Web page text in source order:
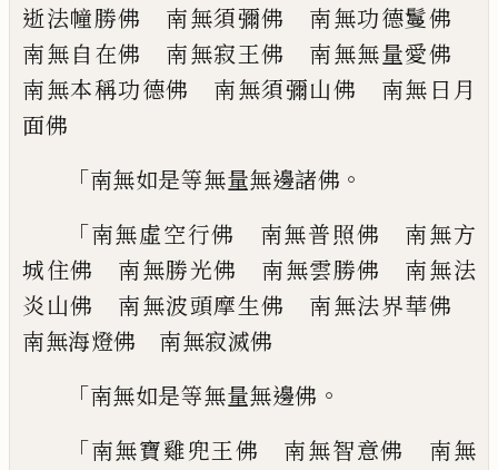
逝法幢勝佛 南無須彌佛 南無功德鬘佛
南無自在佛 南無寂王佛 南無無量愛佛
南無本稱功德佛 南無須彌山佛 南無日月
面佛
「南無如是等無量無邊諸佛 。
「南無虛空行佛 南無普照佛 南無方
城住佛 南無勝光佛 南無雲勝佛 南無法
炎山佛 南無波頭摩生佛 南無法界華佛
南無海燈佛 南無寂滅佛
「南無如是等無量無邊佛 。
「南無寶雞兜王佛 南無智意佛 南無